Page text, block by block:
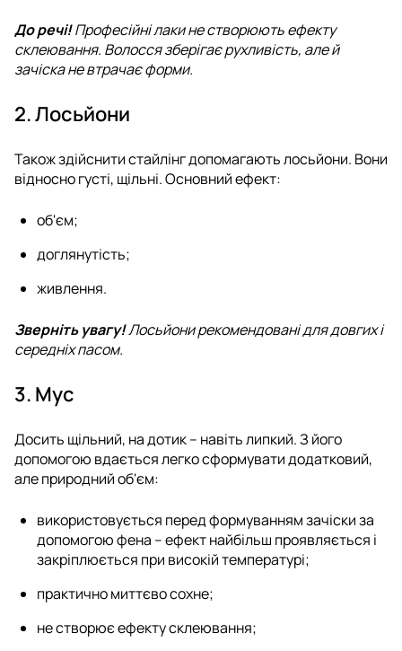
До речі!Професійні лаки не створюють ефекту
склеювання. Волосся зберігає рухливість, але й
зачіска не втрачає форми.
2. Лосьйони
Також здійснити стайлінг допомагають лосьйони. Вони
відносно густі, щільні. Основний ефект:
об'єм;
доглянутість;
живлення.
Зверніть увагу!Лосьйони рекомендовані для довгих і
середніх пасом.
3. Мус
Досить щільний, на дотик – навіть липкий. З його
допомогою вдається легко сформувати додатковий,
але природний об'єм:
використовується перед формуванням зачіски за
допомогою фена – ефект найбільш проявляється і
закріплюється при високій температурі;
практично миттєво сохне;
не створює ефекту склеювання;